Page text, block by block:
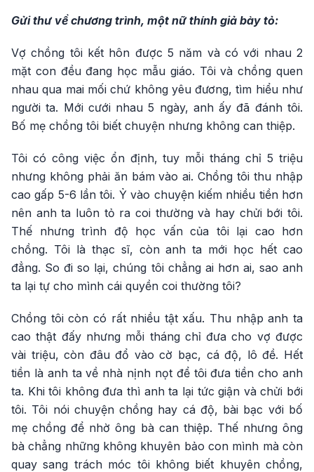
Gửi thư về chương trình, một nữ thính giả bày tỏ:
Vợ chồng tôi kết hôn được 5 năm và có với nhau 2
mặt con đều đang học mẫu giáo. Tôi và chồng quen
nhau qua mai mối chứ không yêu đương, tìm hiểu như
người ta. Mới cưới nhau 5 ngày, anh ấy đã đánh tôi.
Bố mẹ chồng tôi biết chuyện nhưng không can thiệp.
Tôi có công việc ổn định, tuy mỗi tháng chỉ 5 triệu
nhưng không phải ăn bám vào ai. Chồng tôi thu nhập
cao gấp 5-6 lần tôi. Ỷ vào chuyện kiếm nhiều tiền hơn
nên anh ta luôn tỏ ra coi thường và hay chửi bới tôi.
Thế nhưng trình độ học vấn của tôi lại cao hơn
chồng. Tôi là thạc sĩ, còn anh ta mới học hết cao
đẳng. So đi so lại, chúng tôi chẳng ai hơn ai, sao anh
ta lại tự cho mình cái quyền coi thường tôi?
Chồng tôi còn có rất nhiều tật xấu. Thu nhập anh ta
cao thật đấy nhưng mỗi tháng chỉ đưa cho vợ được
vài triệu, còn đâu đổ vào cờ bạc, cá độ, lô đề. Hết
tiền là anh ta về nhà nịnh nọt để tôi đưa tiền cho anh
ta. Khi tôi không đưa thì anh ta lại tức giận và chửi bới
tôi. Tôi nói chuyện chồng hay cá độ, bài bạc với bố
mẹ chồng để nhờ ông bà can thiệp. Thế nhưng ông
bà chẳng những không khuyên bảo con mình mà còn
quay sang trách móc tôi không biết khuyên chồng,